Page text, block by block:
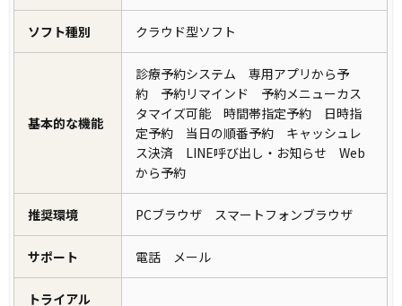
ソフト種別 クラウド型ソフト
基本的な機能
診療予約システム 専用アプリから予
約 予約リマインド 予約メニューカス
タマイズ可能 時間帯指定予約 日時指
定予約 当日の順番予約 キャッシュレ
ス決済 LINE呼び出し・お知らせ Web
から予約
推奨環境 PCブラウザ スマートフォンブラウザ
サポート 電話 メール
トライアル